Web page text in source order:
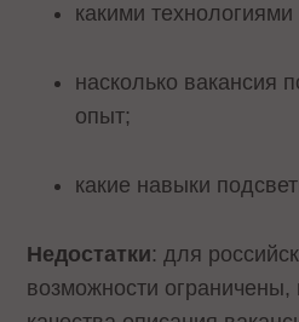
какими
насколько вакансия
опыт;
какие навыки
Недостатки: для
возможности ограничены,